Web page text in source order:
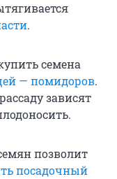
.
семена
— помидоров.
зависят
позволит
посадочный